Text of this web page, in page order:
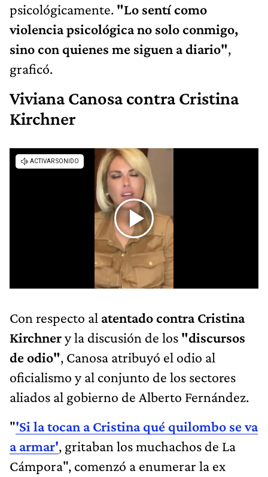
psicológicamente. "Lo sentí como
violencia psicológica no solo conmigo,
sino con quienes me siguen a diario",
graficó.
Viviana Canosa contra Cristina
Kirchner
Con respecto al atentado contra Cristina
Kirchnery la discusión de los "discursos
de odio", Canosa atribuyó el odio al
oficialismo y al conjunto de los sectores
aliados al gobierno de Alberto Fernández.
"'Si la tocan a Cristina qué quilombo se va
a armar', gritaban los muchachos de La
Cámpora", comenzó a enumerar la ex